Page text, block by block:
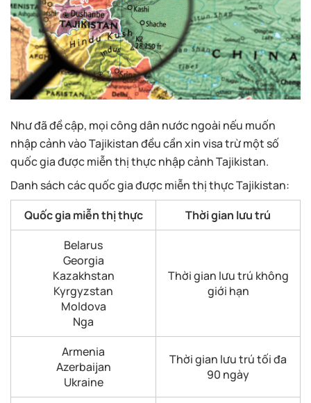
Như đã đề cập, mọi công dân nước ngoài nếu muốn
nhập cảnh vào Tajikistan đều cần xin visa trừ một số
quốc gia được miễn thị thực nhập cảnh Tajikistan.
Danh sách các quốc gia được miễn thị thực Tajikistan:
Quốc gia miễn thị thực
Thời gian lưu trú
Belarus
Georgia
Kazakhstan
Kyrgyzstan
Moldova
Nga
Thời gian lưu trú không
giới hạn
Armenia
Azerbaijan
Ukraine
Thời gian lưu trú tối đa
90 ngày